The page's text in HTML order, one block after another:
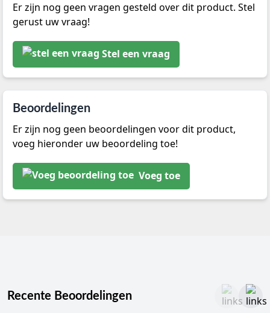
Er zijn nog geen vragen gesteld over dit product. Stel
gerust uw vraag!
Stel een vraag
Beoordelingen
Er zijn nog geen beoordelingen voor dit product,
voeg hieronder uw beoordeling toe!
Voeg toe
Recente Beoordelingen